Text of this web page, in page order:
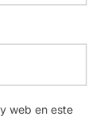
web en este